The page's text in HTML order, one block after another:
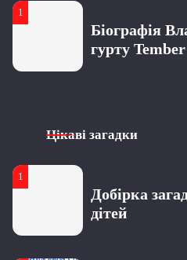
1
Біографія
гурту
шоу
3
Усе про
особисте
Цікаві загадки
1
Добірка
дітей